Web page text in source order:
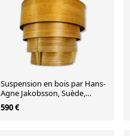
Suspension en bois par Hans-
Agne Jakobsson, Suède,
années 1960
590 €